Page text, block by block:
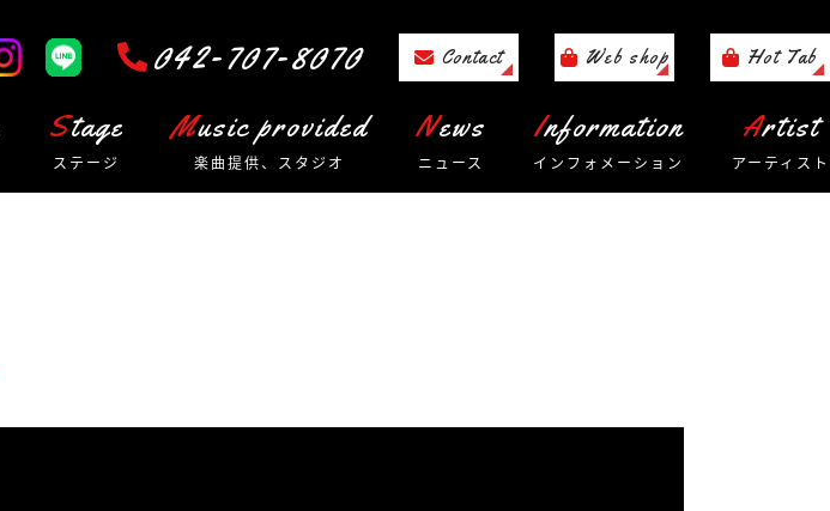
042-707-8070 Contact Web shop Hot Tab
Stage
ステージ
Music provided
楽曲提供、スタジオ
News
ニュース
Information
インフォメーション
Artist
アーティスト